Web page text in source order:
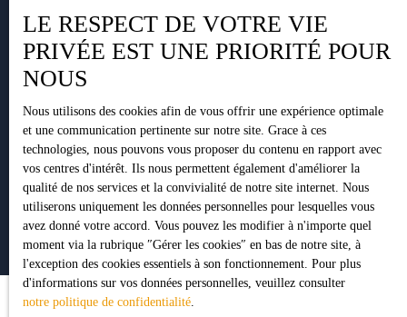
1 Impasse Pujeau Rabé
31410 Lavernose-Lacasse
LE RESPECT DE VOTRE VIE
PRIVÉE EST UNE PRIORITÉ POUR
NOUS
Nous utilisons des cookies afin de vous offrir une expérience optimale
et une communication pertinente sur notre site. Grace à ces
technologies, nous pouvons vous proposer du contenu en rapport avec
vos centres d'intérêt. Ils nous permettent également d'améliorer la
qualité de nos services et la convivialité de notre site internet. Nous
utiliserons uniquement les données personnelles pour lesquelles vous
avez donné votre accord. Vous pouvez les modifier à n'importe quel
moment via la rubrique ″Gérer les cookies″ en bas de notre site, à
l'exception des cookies essentiels à son fonctionnement. Pour plus
d'informations sur vos données personnelles, veuillez consulter
notre politique de confidentialité.